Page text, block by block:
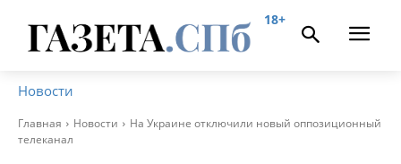
18+
Новости
Главная Новости
На Украине отключили новый оппозиционный
телеканал